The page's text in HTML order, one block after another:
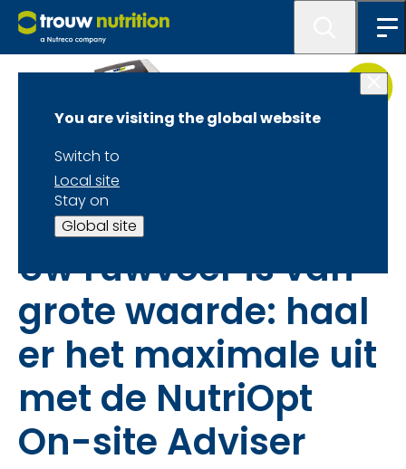
You are visiting the global website
Switch to
Local site
Stay on
Global site
NutriOpt On-site Adviser (NOA): Dé innovatie in
precisievoeding
Uw ruwvoer is van
grote waarde: haal
er het maximale uit
met de NutriOpt
On-site Adviser